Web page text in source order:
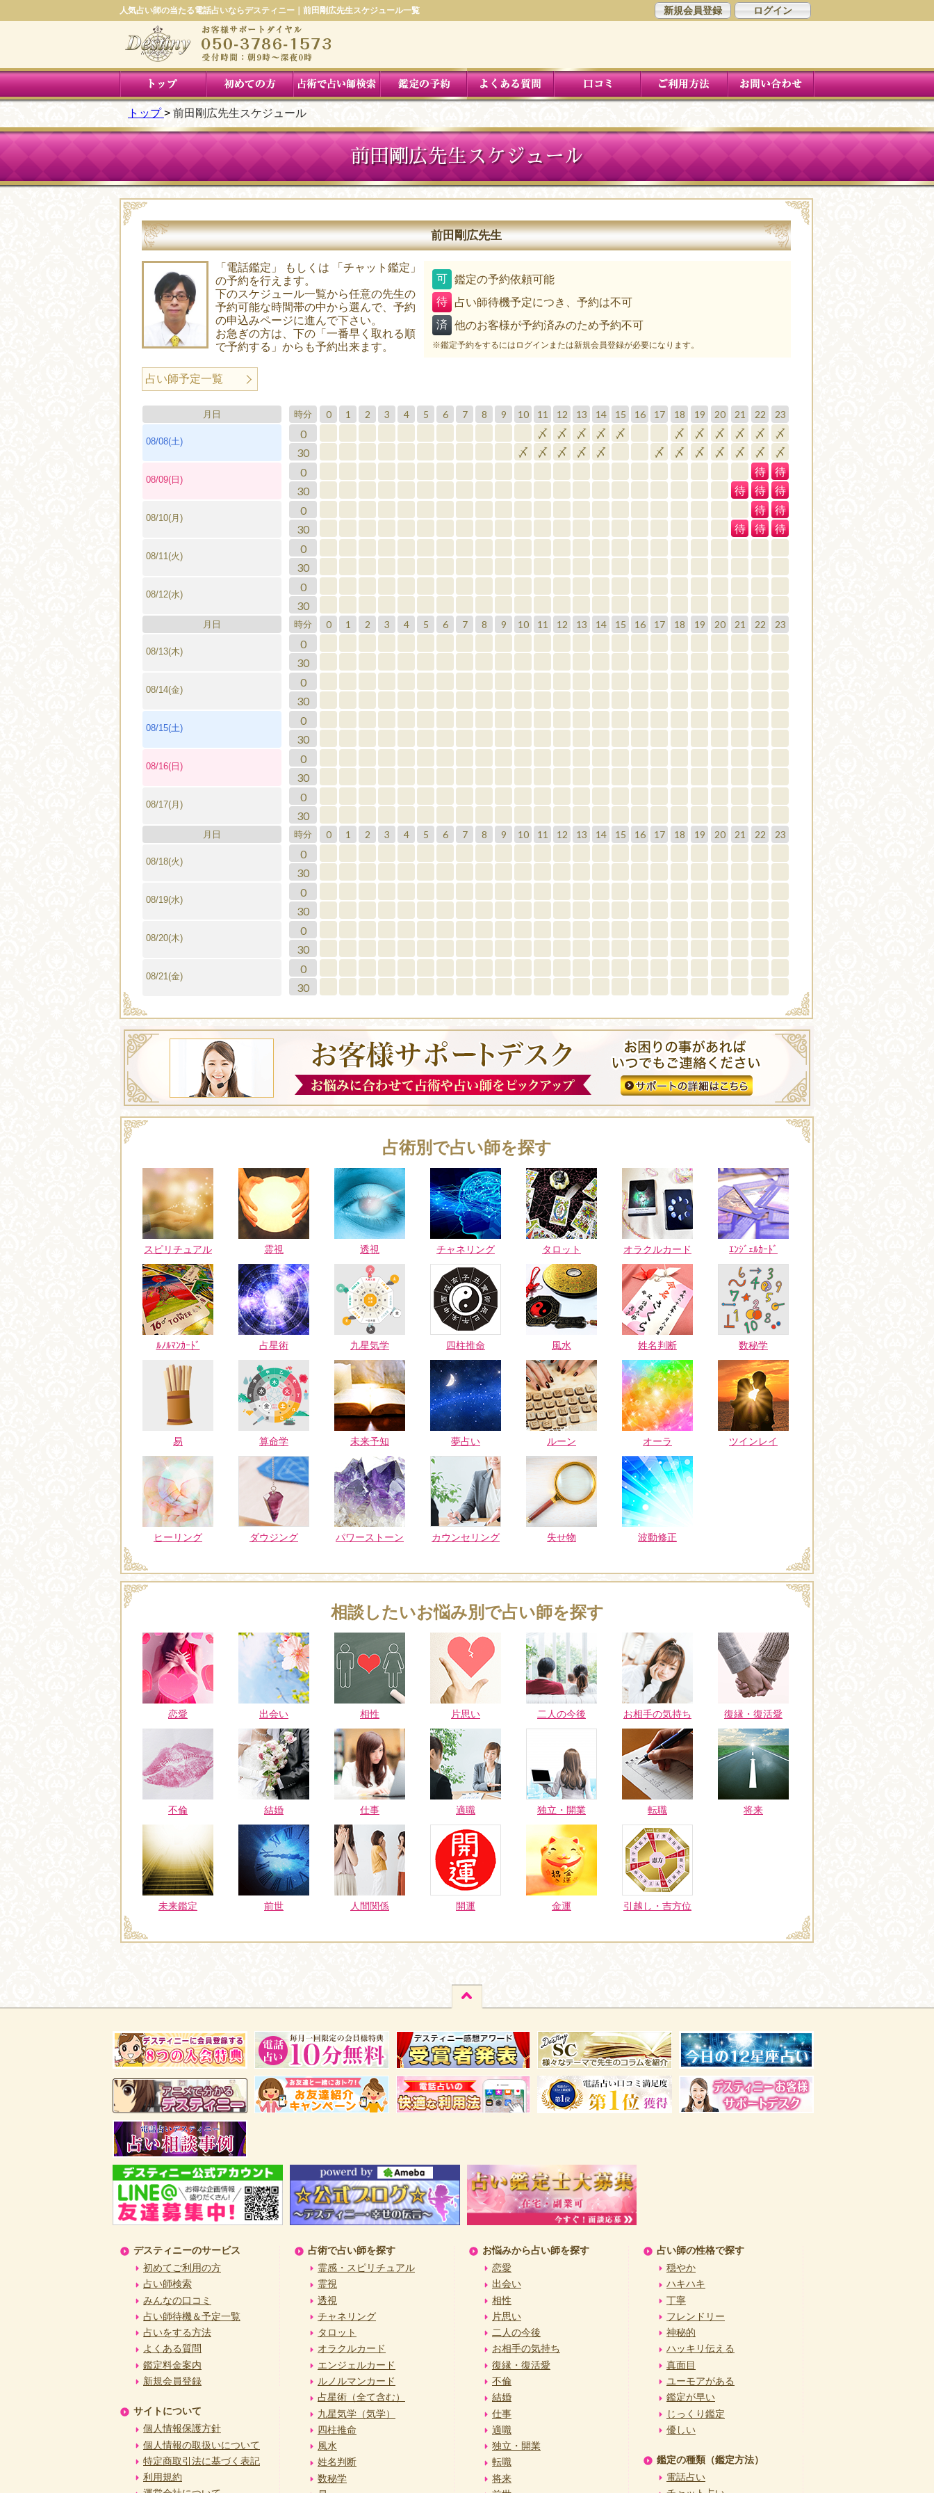
人気占い師の当たる電話占いならデスティニー｜前田剛広先生スケジュール一覧 新規会員登録 ログイン
トップ 前田剛広先生スケジュール
前田剛広先生スケジュール
前田剛広先生
「電話鑑定」 もしくは 「チャット鑑定」
の予約を行えます。
下のスケジュール一覧から任意の先生の
予約可能な時間帯の中から選んで、予約
の申込みページに進んで下さい。
お急ぎの方は、下の「一番早く取れる順
で予約する」からも予約出来ます。
可 鑑定の予約依頼可能
待
占い師待機予定につき、予約は不可
済
他のお客様が予約済みのため予約不可
※鑑定予約をするにはログインまたは新規会員登録が必要になります。
占い師予定一覧
月日 時分 0 1 2 3 4 5 6 7 8 9 10 11 12 13 14 15 16 17 18 19 20 21 22 23
08/08(土)
0 〆 〆 〆 〆 〆 〆 〆 〆 〆 〆 〆
30 〆 〆 〆 〆 〆 〆 〆 〆 〆 〆 〆 〆
08/09(日)
0 待 待
30 待 待 待
08/10(月)
0 待 待
30 待 待 待
08/11(火)
0
30
08/12(水)
0
30
月日 時分 0 1 2 3 4 5 6 7 8 9 10 11 12 13 14 15 16 17 18 19 20 21 22 23
08/13(木)
0
30
08/14(金)
0
30
08/15(土)
0
30
08/16(日)
0
30
08/17(月)
0
30
月日 時分 0 1 2 3 4 5 6 7 8 9 10 11 12 13 14 15 16 17 18 19 20 21 22 23
08/18(火)
0
30
08/19(水)
0
30
08/20(木)
0
30
08/21(金)
0
30
占術別で占い師を探す
スピリチュアル 霊視 透視 チャネリング タロット オラクルカード ｴﾝｼﾞｪﾙｶｰﾄﾞ
ﾙﾉﾙﾏﾝｶｰﾄﾞ 占星術 九星気学 四柱推命 風水 姓名判断 数秘学
易 算命学 未来予知 夢占い ルーン オーラ ツインレイ
ヒーリング ダウジング パワーストーン カウンセリング 失せ物 波動修正
相談したいお悩み別で占い師を探す
恋愛 出会い 相性 片思い 二人の今後 お相手の気持ち 復縁・復活愛
不倫 結婚 仕事 適職 独立・開業 転職 将来
未来鑑定 前世 人間関係 開運 金運 引越し・吉方位
デスティニーのサービス
初めてご利用の方
占い師検索
みんなの口コミ
占い師待機＆予定一覧
占いをする方法
よくある質問
鑑定料金案内
新規会員登録
サイトについて
個人情報保護方針
個人情報の取扱いについて
特定商取引法に基づく表記
利用規約
占術で占い師を探す
霊感・スピリチュアル
霊視
透視
チャネリング
タロット
オラクルカード
エンジェルカード
ルノルマンカード
占星術（全て含む）
九星気学（気学）
四柱推命
風水
姓名判断
数秘学
お悩みから占い師を探す
恋愛
出会い
相性
片思い
二人の今後
お相手の気持ち
復縁・復活愛
不倫
結婚
仕事
適職
独立・開業
転職
将来
占い師の性格で探す
穏やか
ハキハキ
丁寧
フレンドリー
神秘的
ハッキリ伝える
真面目
ユーモアがある
鑑定が早い
じっくり鑑定
優しい
鑑定の種類（鑑定方法）
電話占い